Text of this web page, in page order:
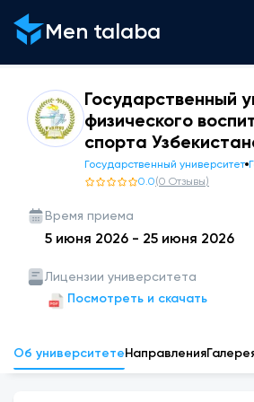
Men talaba
Государственный
физического
спорта
Государственный университет
0.0(0 Отзывы)
Время приема
5 июня 2026 - 25 июня 2026
Лицензии университета
Посмотреть и скачать
Об университете Направления